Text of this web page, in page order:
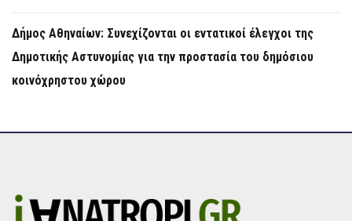
Δήμος Αθηναίων: Συνεχίζονται οι εντατικοί έλεγχοι της
Δημοτικής Αστυνομίας για την προστασία του δημόσιου
κοινόχρηστου χώρου